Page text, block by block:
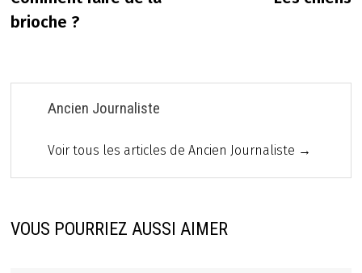
de
brioche ?
Ancien Journaliste
Voir tous les articles de Ancien Journaliste →
VOUS POURRIEZ AUSSI AIMER